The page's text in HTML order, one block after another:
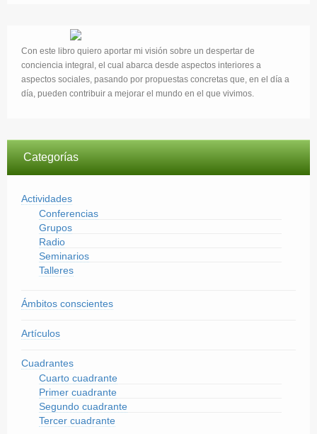
Con este libro quiero aportar mi visión sobre un despertar de
conciencia integral, el cual abarca desde aspectos interiores a
aspectos sociales, pasando por propuestas concretas que, en el día a
día, pueden contribuir a mejorar el mundo en el que vivimos.
Categorías
Actividades
Conferencias
Grupos
Radio
Seminarios
Talleres
Ámbitos conscientes
Artículos
Cuadrantes
Cuarto cuadrante
Primer cuadrante
Segundo cuadrante
Tercer cuadrante